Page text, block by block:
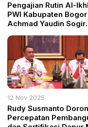
Pengajian Rutin Al-
PWI Kabupaten Bogor
Achmad Yaudin Sogir
Agama yang Diridai
12 Nov 2025
Rudy Susmanto
Percepatan